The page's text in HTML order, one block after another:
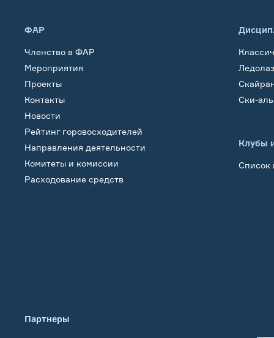
ФАР
Членство в ФАР
Мероприятия
Проекты
Контакты
Новости
Рейтинг горовосходителей
Направления деятельности
Комитеты и комиссии
Расходование средств
Ски-
Клубы
Список
Партнеры